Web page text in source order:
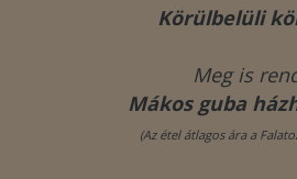
Körülbelüli
Meg is
Mákos guba
(Az étel átlagos ára a